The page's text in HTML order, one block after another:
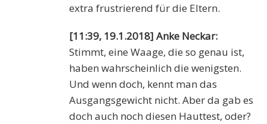
extra frustrierend für die Eltern.
[11:39, 19.1.2018] Anke Neckar:
Stimmt, eine Waage, die so genau ist,
haben wahrscheinlich die wenigsten.
Und wenn doch, kennt man das
Ausgangsgewicht nicht. Aber da gab es
doch auch noch diesen Hauttest, oder?